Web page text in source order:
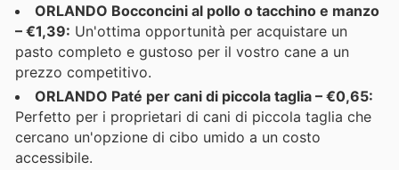
ORLANDO Bocconcini al pollo o tacchino e manzo
– €1,39: Un'ottima opportunità per acquistare un
pasto completo e gustoso per il vostro cane a un
prezzo competitivo.
ORLANDO Paté per cani di piccola taglia – €0,65:
Perfetto per i proprietari di cani di piccola taglia che
cercano un'opzione di cibo umido a un costo
accessibile.